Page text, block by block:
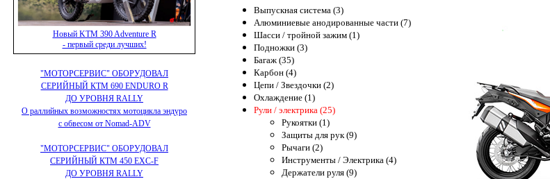
Новый KTM 390 Adventure R
- первый среди лучших!
"МОТОРСЕРВИС" ОБОРУДОВАЛ
СЕРИЙНЫЙ КТМ 690 ENDURO R
ДО УРОВНЯ RALLY
О раллийных возможностях мотоцикла эндуро
с обвесом от Nomad-ADV
"МОТОРСЕРВИС" ОБОРУДОВАЛ
СЕРИЙНЫЙ КТМ 450 EXC-F
ДО УРОВНЯ RALLY
Выпускная система (3)
Алюминиевые анодированные части (7)
Шасси / тройной зажим (1)
Подножки (3)
Багаж (35)
Карбон (4)
Цепи / Звездочки (2)
Охлаждение (1)
Рули / электрика (25)
Рукоятки (1)
Защиты для рук (9)
Рычаги (2)
Инструменты / Электрика (4)
Держатели руля (9)